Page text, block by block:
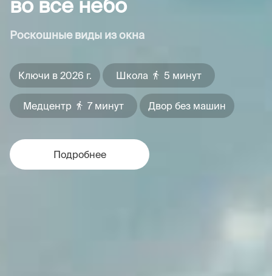
во все небо
Роскошные виды из окна
Ключи в 2026 г. Школа 5 минут
Медцентр 7 минут Двор без машин
Подробнее